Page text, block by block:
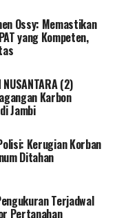
ini sangat
administrasi bisa
berharap ke
agar semakin
bisa semakin
bisa mengurus
harus datang dan
Ossy: Memastikan
yang Kompeten,
NUSANTARA (2)
Karbon
Jambi
Kerugian Korban
Ditahan
Terjadwal
Pertanahan